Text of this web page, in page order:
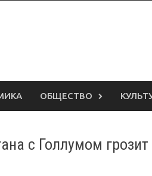
ОБЩЕСТВО
с Голлумом